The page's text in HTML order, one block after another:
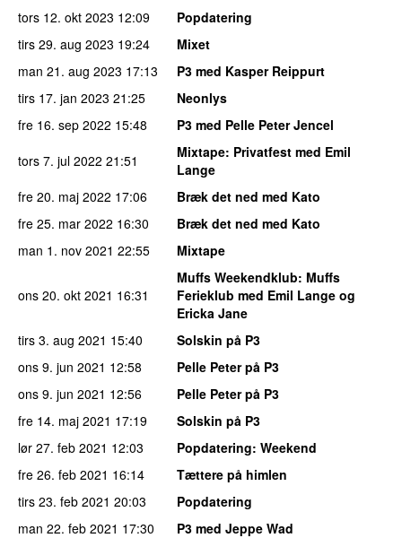
tors 12. okt 2023 12:09
Popdatering
tirs 29. aug 2023 19:24
Mixet
man 21. aug 2023 17:13
P3 med Kasper Reippurt
tirs 17. jan 2023 21:25
Neonlys
fre 16. sep 2022 15:48
P3 med Pelle Peter Jencel
tors 7. jul 2022 21:51 Mixtape: Privatfest med Emil
Lange
fre 20. maj 2022 17:06
Bræk det ned med Kato
fre 25. mar 2022 16:30
Bræk det ned med Kato
man 1. nov 2021 22:55 Mixtape
ons 20. okt 2021 16:31
Muffs Weekendklub: Muffs
Ferieklub med Emil Lange og
Ericka Jane
tirs 3. aug 2021 15:40
Solskin på P3
ons 9. jun 2021 12:58
Pelle Peter på P3
ons 9. jun 2021 12:56
Pelle Peter på P3
fre 14. maj 2021 17:19
Solskin på P3
lør 27. feb 2021 12:03 Popdatering: Weekend
fre 26. feb 2021 16:14
Tættere på himlen
tirs 23. feb 2021 20:03
Popdatering
man 22. feb 2021 17:30
P3 med Jeppe Wad